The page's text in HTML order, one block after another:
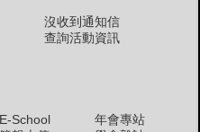
沒收到通知信
查詢活動資訊
E-School
年會專站